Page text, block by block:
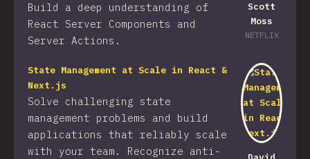
Scott
Moss
NETFLIX
Build a deep understanding of
React Server Components and
Server Actions.
State Management at Scale in React &
Next.js
Solve challenging state
management problems and build
applications that reliably scale
with your team. Recognize anti-